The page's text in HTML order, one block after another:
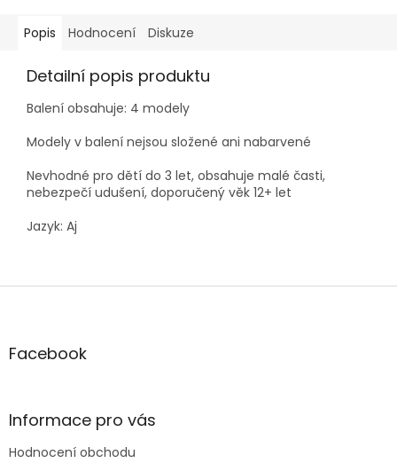
Popis Hodnocení Diskuze
Detailní popis produktu
Balení obsahuje: 4 modely
Modely v balení nejsou složené ani nabarvené
Nevhodné pro dětí do 3 let, obsahuje malé časti,
nebezpečí udušení, doporučený věk 12+ let
Jazyk: Aj
Z
aFacebook
Informace pro vás
Hodnocení obchodu